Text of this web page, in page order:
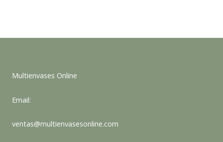
Multienvases Online
Email:
ventas@multienvasesonline.com